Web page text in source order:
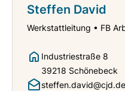
Steffen David
Werkstattleitung • FB
Industriestraße 8
39218 Schönebeck
steffen.david@cjd.de